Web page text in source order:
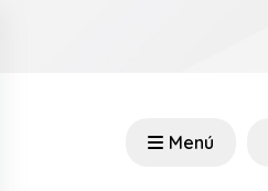
Menú